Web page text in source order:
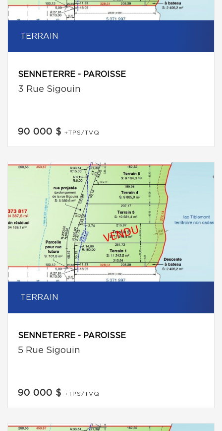
TERRAIN
SENNETERRE - PAROISSE
3 Rue Sigouin
90 000 $ +TPS/TVQ
TERRAIN
SENNETERRE - PAROISSE
5 Rue Sigouin
90 000 $ +TPS/TVQ